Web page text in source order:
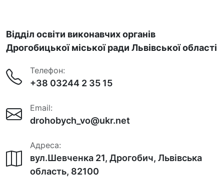
Відділ освіти виконавчих органів
Дрогобицької міської ради Львівської області
Телефон:
+38 03244 2 35 15
Email:
drohobych_vo@ukr.net
Адреса:
вул.Шевченка 21, Дрогобич, Львівська
область, 82100